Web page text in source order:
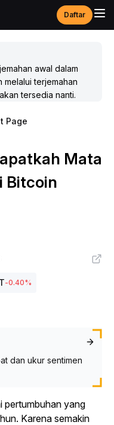
Daftar
awal dalam
terjemahan
tersedia nanti.
Page
Mata
Bitcoin
-0.40%
dan ukur sentimen
pertumbuhan yang
Karena semakin